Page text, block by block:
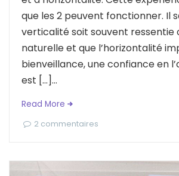
que les 2 peuvent fonctionner. Il
verticalité soit souvent ressentie
naturelle et que l’horizontalité
bienveillance, une confiance en
est […]...
Read More
2 commentaires